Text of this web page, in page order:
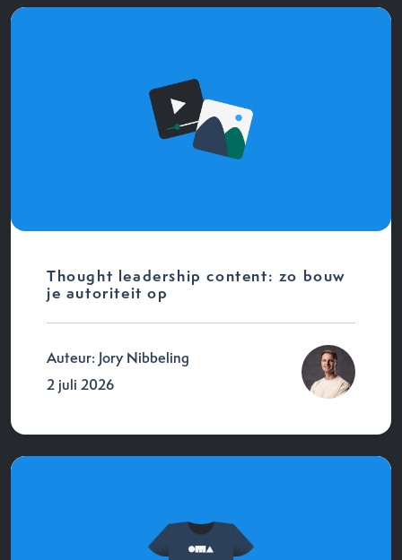
Thought leadership content: zo bouw
je autoriteit op
Auteur: Jory Nibbeling
2 juli 2026